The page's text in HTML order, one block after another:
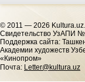
© 2011 — 2026 Kultura.uz.
Cвидетельство УзАПИ
Поддержка сайта:
Академии художеств
«Кинопром»
Почта: Letter@kultura.uz